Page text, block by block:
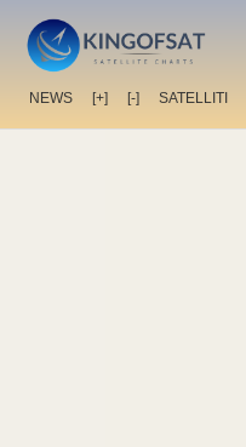
NEWS [+] [-] SATELLITI